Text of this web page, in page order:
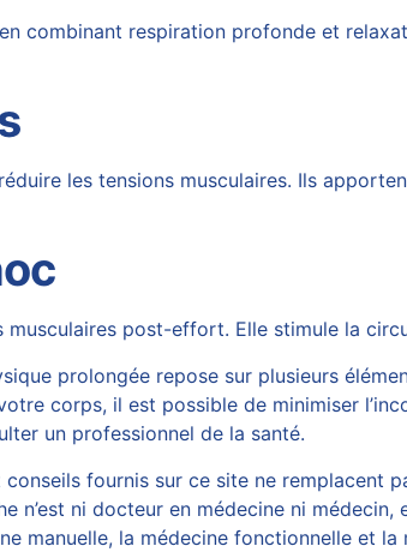
combinant respiration profonde et
les tensions musculaires. Ils
post-effort. Elle stimule la
prolongée repose sur plusieurs
corps, il est possible de minimiser
un professionnel de la santé.
fournis sur ce site ne remplacent
n’est ni docteur en médecine ni
manuelle, la médecine fonctionnelle et